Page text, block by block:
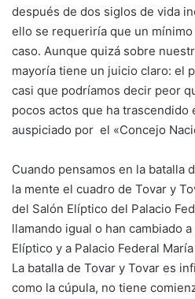
después de dos siglos de vida
ello se requeriría que un
caso. Aunque quizá sobre
mayoría tiene un juicio claro: el
casi que podríamos decir peor
pocos actos que ha trascendido
auspiciado por el «Concejo
Cuando pensamos en la batalla
la mente el cuadro de Tovar y
del Salón Elíptico del Palacio
llamando igual o han cambiado
Elíptico y a Palacio Federal
La batalla de Tovar y Tovar es
como la cúpula, no tiene